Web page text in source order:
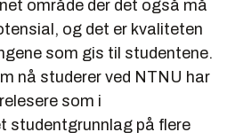
område der det også må
og det er kvaliteten
som gis til studentene.
nå studerer ved NTNU har
som i
studentgrunnlag på flere